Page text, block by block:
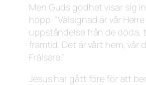
Men Guds godhet visar sig
hopp: “Välsignad är vår
uppståndelse från de döda,
framtid. Det är vårt hem, vår
Frälsare.”
Jesus har gått före för att